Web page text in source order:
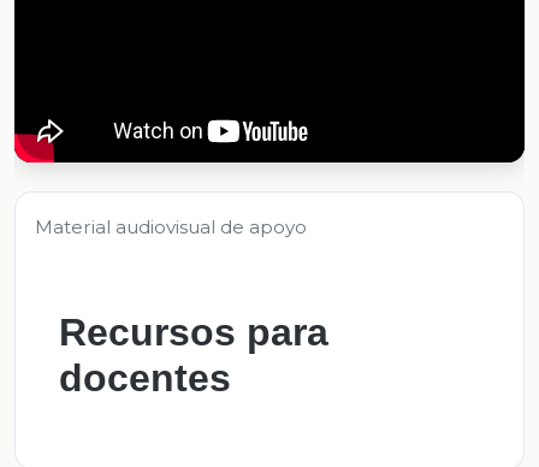
Material audiovisual de apoyo
Recursos para
docentes